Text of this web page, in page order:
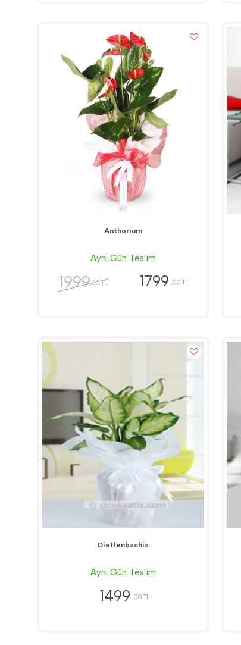
Anthorium
Aynı Gün Teslim
1999,00 TL 1799 ,00 TL
Dieffenbachia
Aynı Gün Teslim
1499 ,00 TL